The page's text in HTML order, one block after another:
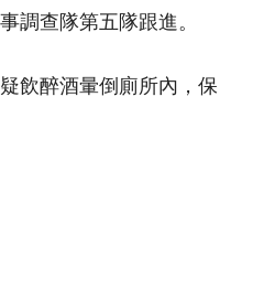
調查隊第五隊跟進。
飲醉酒暈倒廁所內，保